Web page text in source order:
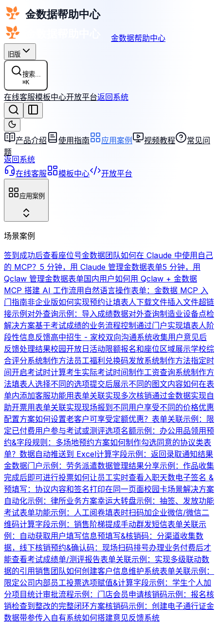
金数据帮助中心
旧版
搜索...
⌘K
在线客服模板中心开放平台返回系统
产品介绍 使用指南 应用案例 视频教程
常见问
题
返回系统
在线客服
模板中心 开放平台
应用案例
场景案例
签到成功后查看座位号金数据团队如何在 Claude 中使用自己
的 MCP？ 5 分钟，用 Claude 管理金数据表单5 分钟，用
Qclaw 管理金数据表单国内用户如何用 Qclaw + 金数据
MCP 搭建 AI 工作流用自然语言操作表单：金数据 MCP 入
门指南非企业版如何实现预约让填表人下载文件插入文件超链
接示例对外查询示例：导入成绩数据对外查询制造业设备点检
解决方案基于考试成绩的业务流程控制通过门户实现填表人阶
段性信息反馈高中招生 - 家校双向沟通系统收集用户意见后
反馈处理结果校园开放日活动限额报名和座位区域展示学校综
合评分系统制作方法员工福利兑换码发放系统制作方法指定时
间开启考试时计算考生实际考试时间制作工资查询系统制作方
法填表人选择不同的选项提交后展示不同的图文内容如何在表
单内添加客服功能用表单关联实现多次核销通过金数据实现自
助开票用表单关联实现现场报到不同用户享受不同的价格优惠
配置方案如何设置老客户可享受定额优惠？ 表单关联示例：限
定已付费用户参与考试或测评选项名额示例：办公用品领用预
约&字段规则：多场地预约方案如何制作勾选同意的协议类表
单？ 数据自动推送到 Excel计算字段示例：返回录取通知结果
金数据门户示例：劳务派遣数据管理结果分享示例：作品收集
完成后即可进行投票如何让员工实时查看入职天数电子签名 &
预填写：协议内容和签名打印在同一页面校园卡场景解决方案
自动化示例：律所业务方案幸运大转盘示例：抽签、发放功能
考试表单功能示例：人工阅卷填表时扫码加企业微信/微信二
维码计算字段示例：销售阶梯提成手动群发短信表单关联示
例：自动获取用户填写信息预填写&核销码：分渠道收集数
据，线下核销预约&确认码：现场扫码排号办理业务付费后才
能查看考试成绩单/测评报告表单关联示例：实现多级联动数
据的引用销售团队如何创建客户信息维护系统表单关联示例：
限定公司内部员工投票选项赋值&计算字段示例：学生个人加
分项目统计审批流程示例：门店会员申请核销码示例：报名核
销检查到整改的完整闭环方案核销码示例：创建电子通行证金
数据带参传入自有系统如何搭建意见反馈系统